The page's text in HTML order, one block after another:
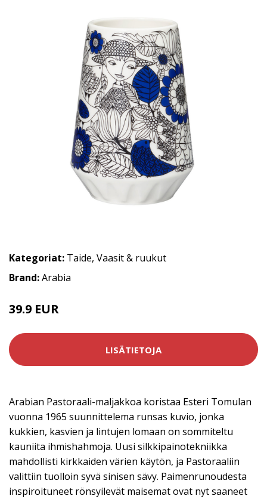
Kategoriat: Taide, Vaasit & ruukut
Brand:Arabia
39.9 EUR
LISÄTIETOJA
Arabian Pastoraali-maljakkoa koristaa Esteri Tomulan
vuonna 1965 suunnittelema runsas kuvio, jonka
kukkien, kasvien ja lintujen lomaan on sommiteltu
kauniita ihmishahmoja. Uusi silkkipainotekniikka
mahdollisti kirkkaiden värien käytön, ja Pastoraaliin
valittiin tuolloin syvä sinisen sävy. Paimenrunoudesta
inspiroituneet rönsyilevät maisemat ovat nyt saaneet